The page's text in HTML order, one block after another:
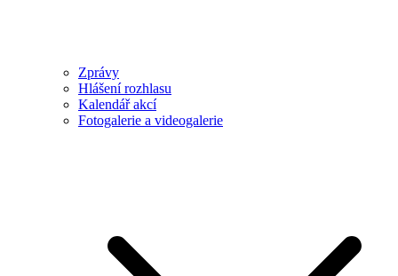
Zprávy
Hlášení rozhlasu
Kalendář akcí
Fotogalerie a videogalerie